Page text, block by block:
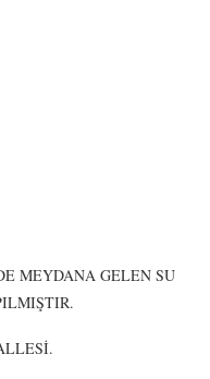
MEYDANA GELEN SU